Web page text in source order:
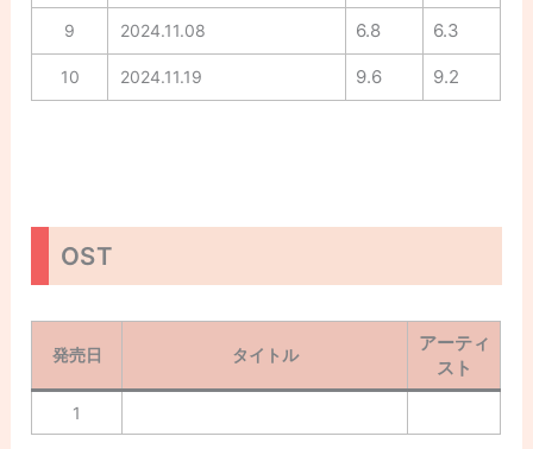
9 2024.11.08 6.8 6.3
10 2024.11.19 9.6 9.2
OST
発売日 タイトル
アーティ
スト
1